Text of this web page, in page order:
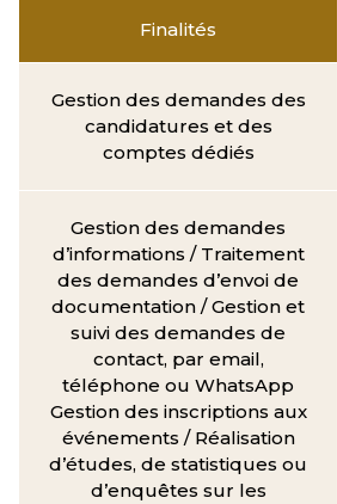
Finalités
Gestion des demandes des
candidatures et des
comptes dédiés
Gestion des demandes
d’informations / Traitement
des demandes d’envoi de
documentation / Gestion et
suivi des demandes de
contact, par email,
téléphone ou WhatsApp
Gestion des inscriptions aux
événements / Réalisation
d’études, de statistiques ou
d’enquêtes sur les